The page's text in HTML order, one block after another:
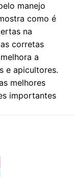
manejo
como é
na
corretas
a
e apicultores.
melhores
importantes